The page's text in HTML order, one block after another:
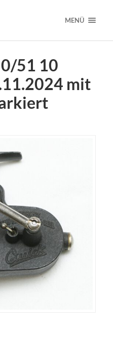
MENÜ
51 10
mit